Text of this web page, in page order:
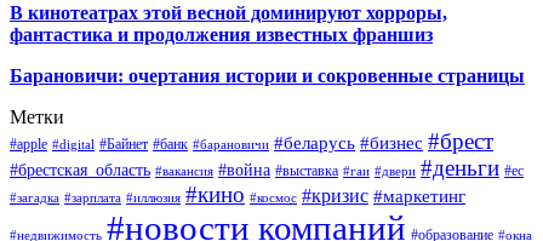
В кинотеатрах этой весной доминируют хорроры,
фантастика и продолжения известных франшиз
Барановичи: очертания истории и сокровенные страницы
Метки
#apple #digital #Байнет #банк #барановичи #беларусь #бизнес #брест
#брестская_область #вакансия #война #выставка #гаи #двери #деньги #ес
#загадка #зарплата #иллюзия #кино #космос #кризис #маркетинг
#недвижимость #новости компаний #образование #окна